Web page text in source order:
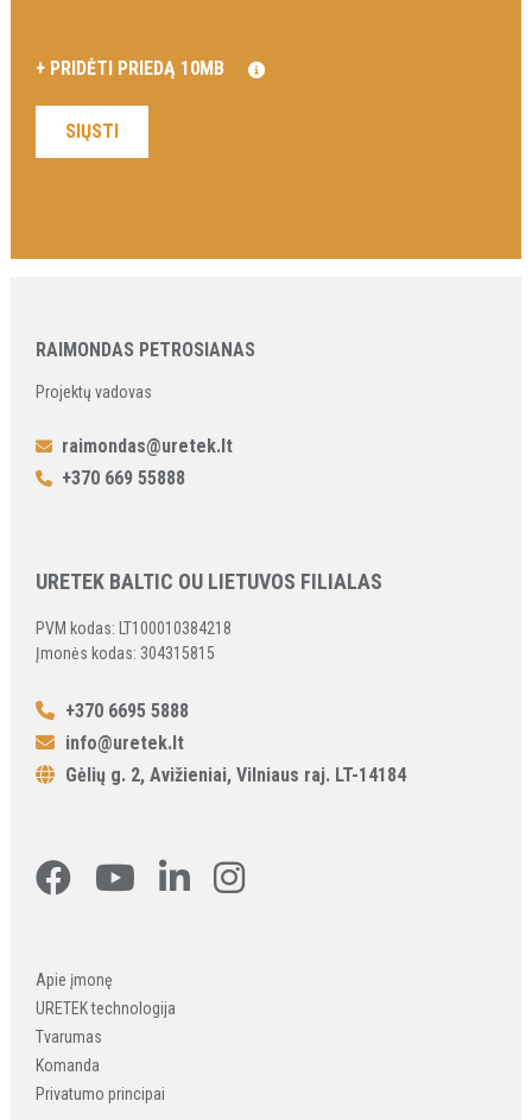
RAIMONDAS PETROSIANAS
Projektų vadovas
raimondas@uretek.lt
+370 669 55888
URETEK BALTIC OU LIETUVOS FILIALAS
PVM kodas: LT100010384218
Įmonės kodas: 304315815
+370 6695 5888
info@uretek.lt
Gėlių g. 2, Avižieniai, Vilniaus raj. LT-14184
Apie įmonę
URETEK technologija
Tvarumas
Komanda
Privatumo principai